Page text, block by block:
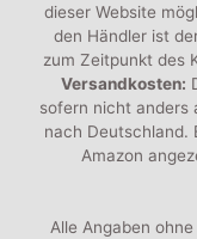
dieser Website
den Händler ist
zum Zeitpunkt des
Versandkosten:
sofern nicht anders
nach Deutschland.
Amazon
Alle Angaben